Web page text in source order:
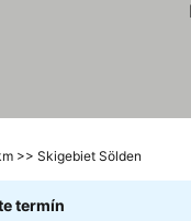
>> Skigebiet Sölden
termín